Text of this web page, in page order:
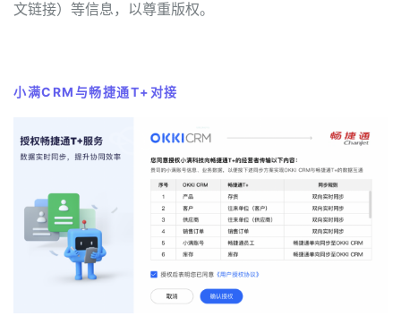
文链接）等信息，以尊重版权。
小满CRM与畅捷通T+对接